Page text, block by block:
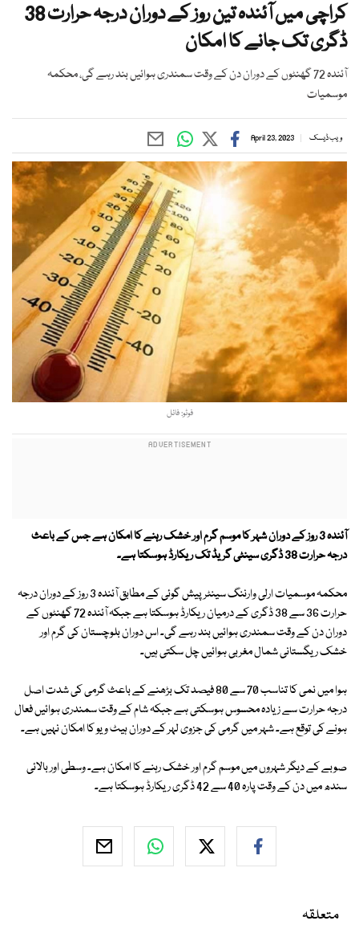
کراچی میں آئندہ تین روز کے دوران درجہ حرارت 38
ڈگری تک جانے کا امکان
آئندہ 72 گھنٹوں کے دوران دن کے وقت سمندری ہوائیں بند رہے گی، محکمہ
موسمیات
ویب ڈیسک April 23, 2023
فوٹو: فائل
آئندہ 3 روز کے دوران شہر کا موسم گرم اور خشک رہنے کا امکان ہے جس کے باعث
درجہ حرارت 38 ڈگری سینٹی گریڈ تک ریکارڈ ہوسکتا ہے۔
محکمہ موسمیات ارلی وارننگ سینٹر پیش گوئی کے مطابق آئندہ 3 روز کے دوران درجہ
حرارت 36 سے 38 ڈگری کے درمیان ریکارڈ ہوسکتا ہے جبکہ آئندہ 72 گھنٹوں کے
دوران دن کے وقت سمندری ہوائیں بند رہے گی۔ اس دوران بلوچستان کی گرم اور
خشک ریگستانی شمال مغربی ہوائیں چل سکتی ہیں۔
ہوا میں نمی کا تناسب 70 سے 80 فیصد تک بڑھنے کے باعث گرمی کی شدت اصل
درجہ حرارت سے زیادہ محسوس ہوسکتی ہے جبکہ شام کے وقت سمندری ہوائیں فعال
ہونے کی توقع ہے۔ شہر میں گرمی کی جزوی لہر کے دوران ہیٹ ویو کا امکان نہیں ہے۔
صوبے کے دیگر شہروں میں موسم گرم اور خشک رہنے کا امکان ہے۔ وسطی اور بالائی
سندھ میں دن کے وقت پارہ 40 سے 42 ڈگری ریکارڈ ہوسکتا ہے۔
متعلقہ